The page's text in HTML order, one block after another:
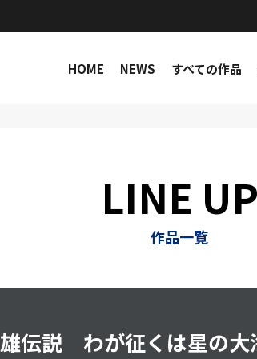
HOME NEWS すべての作品
LINE UP
作品一覧
伝説 わが征くは星の